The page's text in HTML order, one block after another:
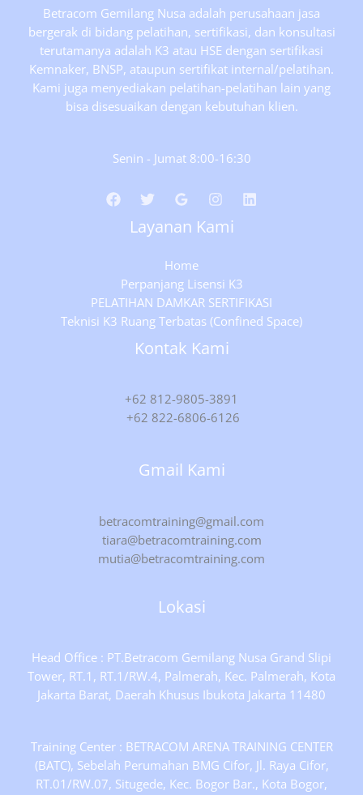
Betracom Gemilang Nusa adalah perusahaan jasa
bergerak di bidang pelatihan, sertifikasi, dan konsultasi
terutamanya adalah K3 atau HSE dengan sertifikasi
Kemnaker, BNSP, ataupun sertifikat internal/pelatihan.
Kami juga menyediakan pelatihan-pelatihan lain yang
bisa disesuaikan dengan kebutuhan klien.
Senin - Jumat 8:00-16:30
Layanan Kami
Home
Perpanjang Lisensi K3
PELATIHAN DAMKAR SERTIFIKASI
Teknisi K3 Ruang Terbatas (Confined Space)
Kontak Kami
+62 812-9805-3891
+62 822-6806-6126
Gmail Kami
betracomtraining@gmail.com
tiara@betracomtraining.com
mutia@betracomtraining.com
Lokasi
Head Office : PT.Betracom Gemilang Nusa Grand Slipi
Tower, RT.1, RT.1/RW.4, Palmerah, Kec. Palmerah, Kota
Jakarta Barat, Daerah Khusus Ibukota Jakarta 11480
Training Center : BETRACOM ARENA TRAINING CENTER
(BATC), Sebelah Perumahan BMG Cifor, Jl. Raya Cifor,
RT.01/RW.07, Situgede, Kec. Bogor Bar., Kota Bogor,